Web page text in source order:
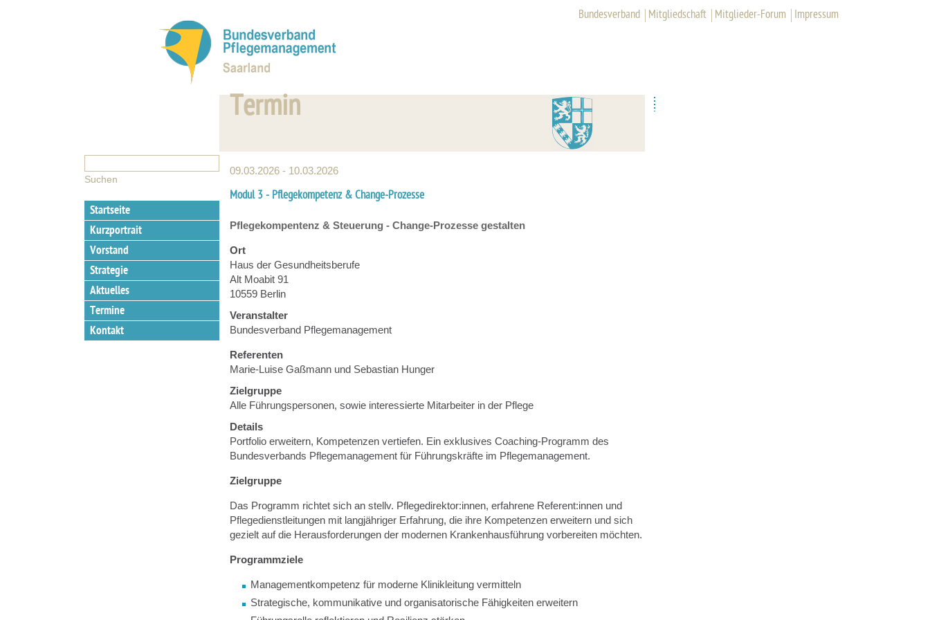
Bundesverband Mitgliedschaft Mitglieder-Forum Impressum
Termin
Startseite
Kurzportrait
Vorstand
Strategie
Aktuelles
Termine
Kontakt
09.03.2026 - 10.03.2026
Modul 3 - Pflegekompetenz & Change-Prozesse
Pflegekompentenz & Steuerung - Change-Prozesse gestalten
Ort
Haus der Gesundheitsberufe
Alt Moabit 91
10559 Berlin
Veranstalter
Bundesverband Pflegemanagement
Referenten
Marie-Luise Gaßmann und Sebastian Hunger
Zielgruppe
Alle Führungspersonen, sowie interessierte Mitarbeiter in der Pflege
Details
Portfolio erweitern, Kompetenzen vertiefen. Ein exklusives Coaching-Programm des
Bundesverbands Pflegemanagement für Führungskräfte im Pflegemanagement.
Zielgruppe
Das Programm richtet sich an stellv. Pflegedirektor:innen, erfahrene Referent:innen und
Pflegedienstleitungen mit langjähriger Erfahrung, die ihre Kompetenzen erweitern und sich
gezielt auf die Herausforderungen der modernen Krankenhausführung vorbereiten möchten.
Programmziele
Managementkompetenz für moderne Klinikleitung vermitteln
Strategische, kommunikative und organisatorische Fähigkeiten erweitern